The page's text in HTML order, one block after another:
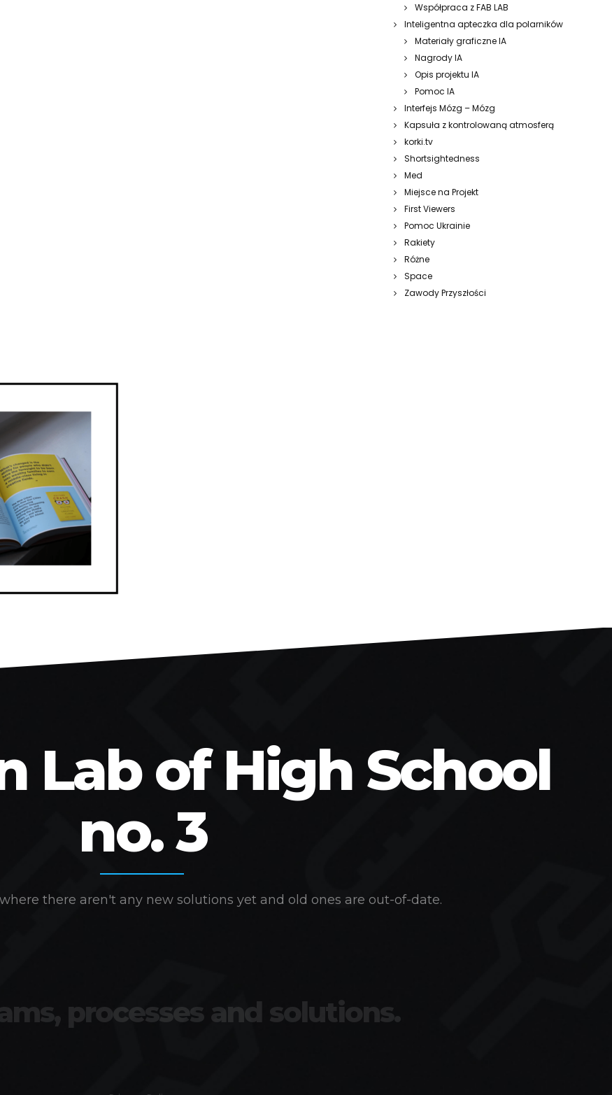
Współpraca z FAB LAB
Inteligentna apteczka dla polarników
Materiały graficzne IA
Nagrody IA
Opis projektu IA
Pomoc IA
Interfejs Mózg – Mózg
Kapsuła z kontrolowaną atmosferą
korki.tv
Shortsightedness
Med
Miejsce na Projekt
First Viewers
Pomoc Ukrainie
Rakiety
Różne
Space
Zawody Przyszłości
Lab of High School
no. 3
there aren't any new solutions yet and old ones are out-of-date.
processes and solutions.